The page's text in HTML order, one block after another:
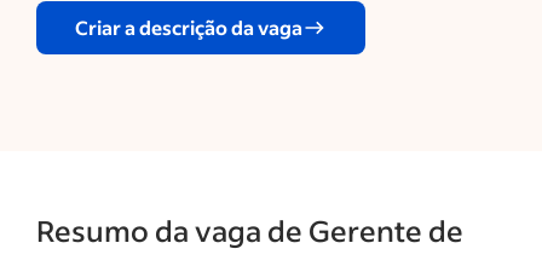
Criar a descrição da vaga
Resumo da vaga de Gerente de